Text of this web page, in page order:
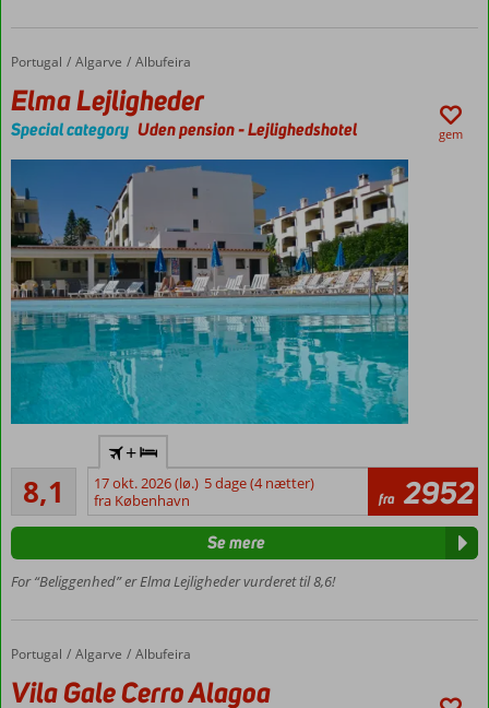
centrum
Albufeiras
nye bydel
Gratis
shuttlebus
til den
bydel
Forside
Portugal Algarve Albufeira
Elma Lejligheder
Elma Lejligheder
Special category Uden pension-Lejlighedshotel gem
Gåafstand til
natteliv og
restauranter
Lejligheder
til 5
Populært
i
8,1
Meget godt
127
anmeldelser
+
17 okt. 2026 (lø.) 5 dage (4 nætter)
fra København
fra 2952
For “Beliggenhed” er Elma Lejligheder vurderet til 8,6!
Se mere
Forside
Portugal Algarve Albufeira
Vila Gale Cerro Alagoa
Vila Gale Cerro Alagoa